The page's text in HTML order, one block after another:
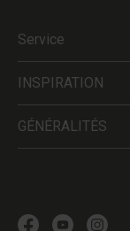
Service
INSPIRATION
GÉNÉRALITÉS